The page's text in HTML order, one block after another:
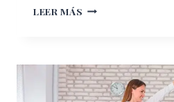
LEER MÁS AQUÍ
UN
DESAYUNO
PERFECTO